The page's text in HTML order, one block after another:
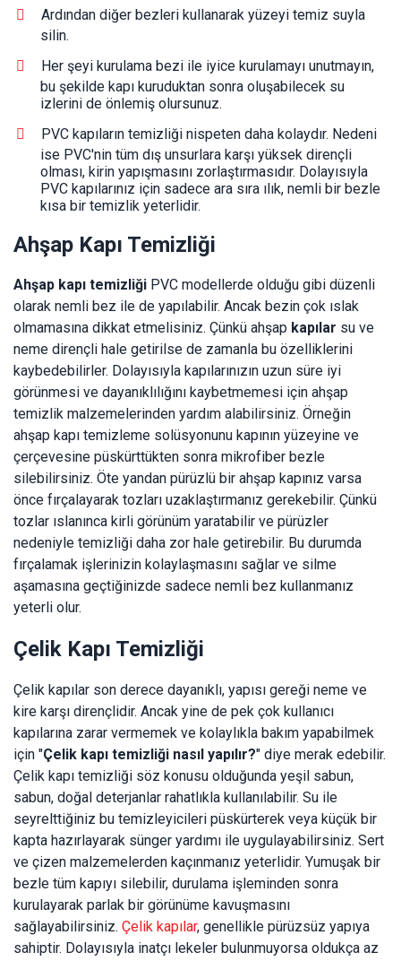
Ardından diğer bezleri kullanarak yüzeyi temiz suyla
silin.
Her şeyi kurulama bezi ile iyice kurulamayı unutmayın,
bu şekilde kapı kuruduktan sonra oluşabilecek su
izlerini de önlemiş olursunuz.
PVC kapıların temizliği nispeten daha kolaydır. Nedeni
ise PVC'nin tüm dış unsurlara karşı yüksek dirençli
olması, kirin yapışmasını zorlaştırmasıdır. Dolayısıyla
PVC kapılarınız için sadece ara sıra ılık, nemli bir bezle
kısa bir temizlik yeterlidir.
Ahşap Kapı Temizliği
Ahşap kapı temizliği PVC modellerde olduğu gibi düzenli
olarak nemli bez ile de yapılabilir. Ancak bezin çok ıslak
olmamasına dikkat etmelisiniz. Çünkü ahşap kapılar su ve
neme dirençli hale getirilse de zamanla bu özelliklerini
kaybedebilirler. Dolayısıyla kapılarınızın uzun süre iyi
görünmesi ve dayanıklılığını kaybetmemesi için ahşap
temizlik malzemelerinden yardım alabilirsiniz. Örneğin
ahşap kapı temizleme solüsyonunu kapının yüzeyine ve
çerçevesine püskürttükten sonra mikrofiber bezle
silebilirsiniz. Öte yandan pürüzlü bir ahşap kapınız varsa
önce fırçalayarak tozları uzaklaştırmanız gerekebilir. Çünkü
tozlar ıslanınca kirli görünüm yaratabilir ve pürüzler
nedeniyle temizliği daha zor hale getirebilir. Bu durumda
fırçalamak işlerinizin kolaylaşmasını sağlar ve silme
aşamasına geçtiğinizde sadece nemli bez kullanmanız
yeterli olur.
Çelik Kapı Temizliği
Çelik kapılar son derece dayanıklı, yapısı gereği neme ve
kire karşı dirençlidir. Ancak yine de pek çok kullanıcı
kapılarına zarar vermemek ve kolaylıkla bakım yapabilmek
için "Çelik kapı temizliği nasıl yapılır?" diye merak edebilir.
Çelik kapı temizliği söz konusu olduğunda yeşil sabun,
sabun, doğal deterjanlar rahatlıkla kullanılabilir. Su ile
seyrelttiğiniz bu temizleyicileri püskürterek veya küçük bir
kapta hazırlayarak sünger yardımı ile uygulayabilirsiniz. Sert
ve çizen malzemelerden kaçınmanız yeterlidir. Yumuşak bir
bezle tüm kapıyı silebilir, durulama işleminden sonra
kurulayarak parlak bir görünüme kavuşmasını
sağlayabilirsiniz. Çelik kapılar, genellikle pürüzsüz yapıya
sahiptir. Dolayısıyla inatçı lekeler bulunmuyorsa oldukça az